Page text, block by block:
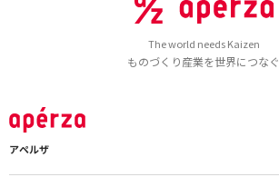
The world needs Kaizen
ものづくり産業を世界につなぐ
アペルザ